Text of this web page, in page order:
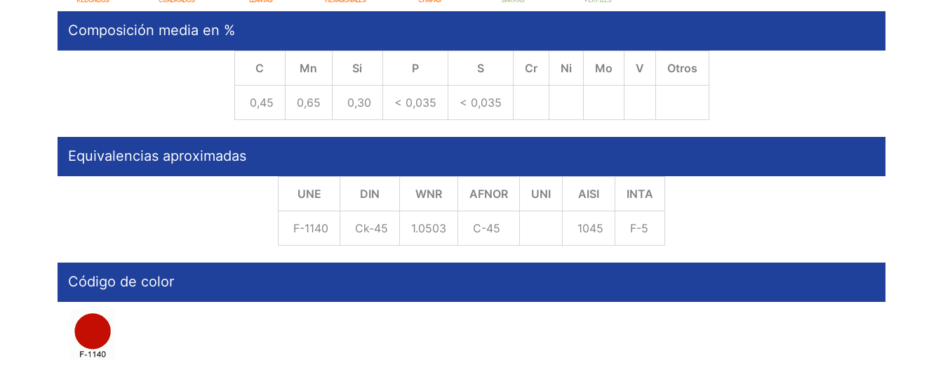
Composición media en %
C Mn Si P S Cr Ni Mo V Otros
0,45 0,65 0,30 < 0,035 < 0,035
Equivalencias aproximadas
UNE DIN WNR AFNOR UNI AISI INTA
F-1140 Ck-45 1.0503 C-45 1045 F-5
Código de color